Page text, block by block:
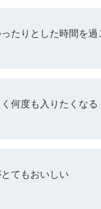
たりとした時間を過
何度も入りたくなる
てもおいしい